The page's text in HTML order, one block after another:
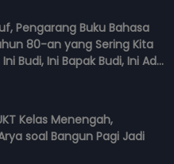
Pengarang Buku Bahasa
80-an yang Sering Kita
Budi, Ini Bapak Budi, Ini Adik
Kelas Menengah,
soal Bangun Pagi Jadi